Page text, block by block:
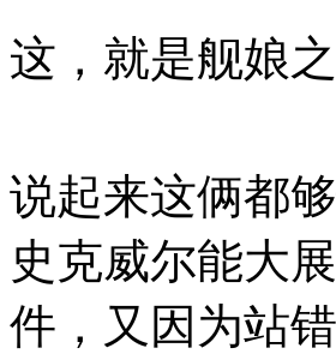
这，就是舰娘
说起来这俩都
史克威尔能大
件，又因为站